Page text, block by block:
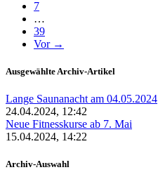
7
…
39
Vor →
Ausgewählte Archiv-Artikel
Lange Saunanacht am 04.05.2024
24.04.2024, 12:42
Neue Fitnesskurse ab 7. Mai
15.04.2024, 14:22
Archiv-Auswahl